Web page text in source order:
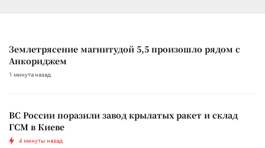
Землетрясение магнитудой 5,5 произошло рядом с
Анкориджем
1 минута назад
ВС России поразили завод крылатых ракет и склад
ГСМ в Киеве
4 минуты назад